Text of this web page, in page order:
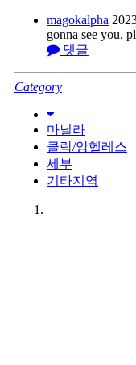
magokalpha
gonna see you,
댓글
Category
마닐라
클락/앙헬레스
세부
기타지역